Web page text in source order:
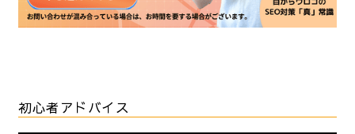
初心者アドバイス